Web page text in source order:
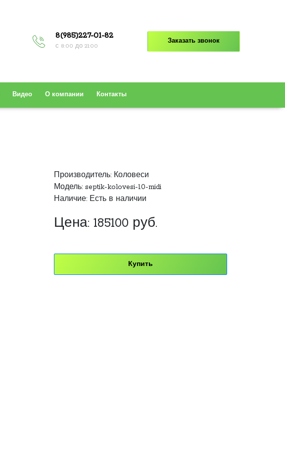
8(985)227-01-82
с 8:00 до 21:00
Заказать звонок
Видео О компании Контакты
Производитель: Коловеси
Модель: septik-kolovesi-10-midi
Наличие: Есть в наличии
Цена: 185100 руб.
Купить